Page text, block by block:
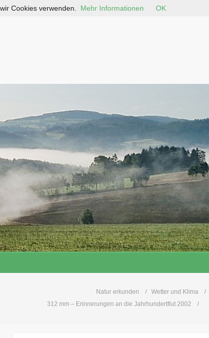
Natur erkunden
Wetter und Klima
312 mm – Erinnerungen an die Jahrhundertflut 2002
Cookies verwenden. Mehr Informationen OK